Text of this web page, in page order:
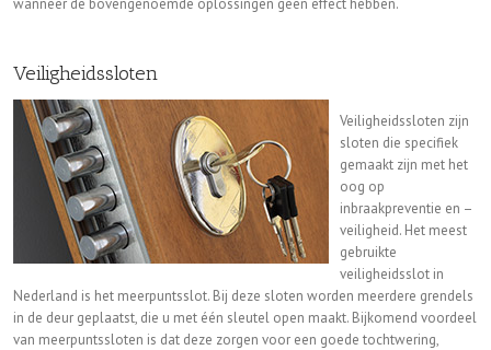
Veiligheidssloten
Veiligheidssloten zijn
sloten die specifiek
gemaakt zijn met het
oog op
inbraakpreventie en –
veiligheid. Het meest
gebruikte
veiligheidsslot in
Nederland is het meerpuntsslot. Bij deze sloten worden meerdere grendels
in de deur geplaatst, die u met één sleutel open maakt. Bijkomend voordeel
van meerpuntssloten is dat deze zorgen voor een goede tochtwering,